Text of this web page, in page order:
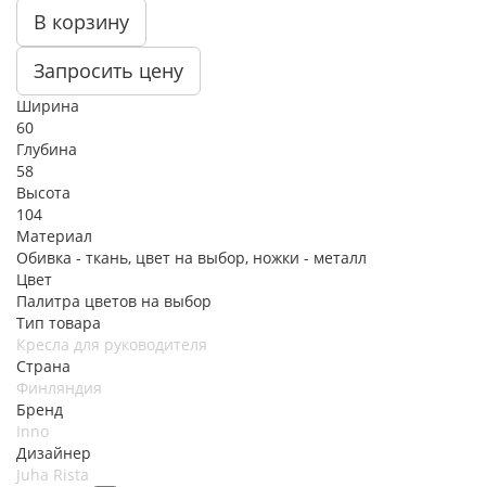
В корзину
Запросить цену
Ширина
60
Глубина
58
Высота
104
Материал
Обивка - ткань, цвет на выбор, ножки - металл
Цвет
Палитра цветов на выбор
Тип товара
Кресла для руководителя
Страна
Финляндия
Бренд
Inno
Дизайнер
Juha Rista